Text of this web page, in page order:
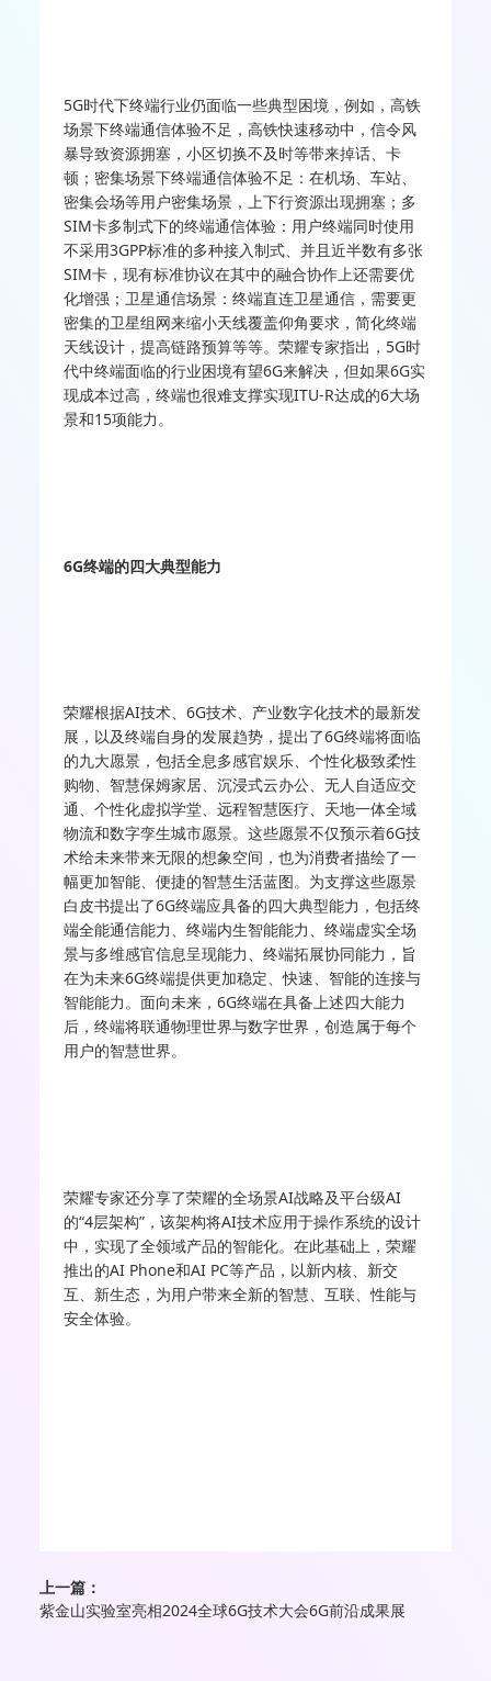
5G时代下终端行业仍面临一些典型困境，例如，高铁
场景下终端通信体验不足，高铁快速移动中，信令风
暴导致资源拥塞，小区切换不及时等带来掉话、卡
顿；密集场景下终端通信体验不足：在机场、车站、
密集会场等用户密集场景，上下行资源出现拥塞；多
SIM卡多制式下的终端通信体验：用户终端同时使用
不采用3GPP标准的多种接入制式、并且近半数有多张
SIM卡，现有标准协议在其中的融合协作上还需要优
化增强；卫星通信场景：终端直连卫星通信，需要更
密集的卫星组网来缩小天线覆盖仰角要求，简化终端
天线设计，提高链路预算等等。荣耀专家指出，5G时
代中终端面临的行业困境有望6G来解决，但如果6G实
现成本过高，终端也很难支撑实现ITU-R达成的6大场
景和15项能力。
6G终端的四大典型能力
荣耀根据AI技术、6G技术、产业数字化技术的最新发
展，以及终端自身的发展趋势，提出了6G终端将面临
的九大愿景，包括全息多感官娱乐、个性化极致柔性
购物、智慧保姆家居、沉浸式云办公、无人自适应交
通、个性化虚拟学堂、远程智慧医疗、天地一体全域
物流和数字孪生城市愿景。这些愿景不仅预示着6G技
术给未来带来无限的想象空间，也为消费者描绘了一
幅更加智能、便捷的智慧生活蓝图。为支撑这些愿景
白皮书提出了6G终端应具备的四大典型能力，包括终
端全能通信能力、终端内生智能能力、终端虚实全场
景与多维感官信息呈现能力、终端拓展协同能力，旨
在为未来6G终端提供更加稳定、快速、智能的连接与
智能能力。面向未来，6G终端在具备上述四大能力
后，终端将联通物理世界与数字世界，创造属于每个
用户的智慧世界。
荣耀专家还分享了荣耀的全场景AI战略及平台级AI
的“4层架构”，该架构将AI技术应用于操作系统的设计
中，实现了全领域产品的智能化。在此基础上，荣耀
推出的AI Phone和AI PC等产品，以新内核、新交
互、新生态，为用户带来全新的智慧、互联、性能与
安全体验。
上一篇：
紫金山实验室亮相2024全球6G技术大会6G前沿成果展